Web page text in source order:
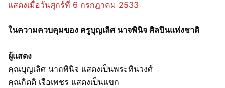
แสดงเมื่อวันศุกร์ที่ 6 กรกฎาคม 2533
ในความควบคุมของ ครูบุญเลิศ นาจพินิจ ศิลปินแห่งชาติ
ผู้แสดง
คุณบุญเลิศ นาถพินิจ แสดงเป็นพระทินวงศ์
คุณกิตติ เจือเพชร แสดงเป็นแขก